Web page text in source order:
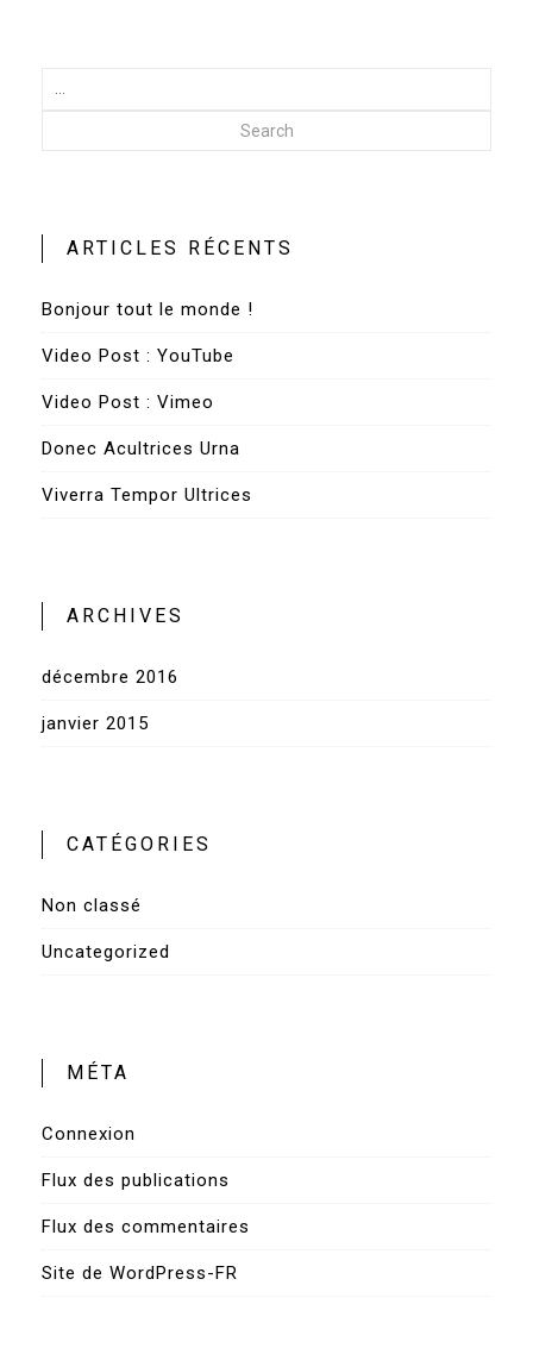
Search
ARTICLES RÉCENTS
Bonjour tout le monde !
Video Post : YouTube
Video Post : Vimeo
Donec Acultrices Urna
Viverra Tempor Ultrices
ARCHIVES
décembre 2016
janvier 2015
CATÉGORIES
Non classé
Uncategorized
MÉTA
Connexion
Flux des publications
Flux des commentaires
Site de WordPress-FR